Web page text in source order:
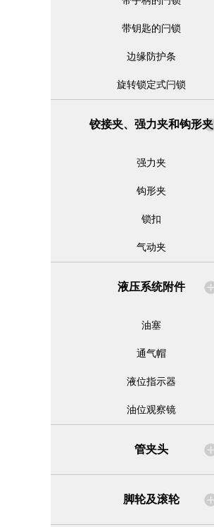
带钥匙的闩锁
边缘防护条
旋转锁定式闩锁
铰接夹、强力夹和钩形夹
强力夹
钩形夹
锁扣
气动夹
液压系统附件
油塞
通气帽
液位指示器
油位观察镜
管夹头
脚轮及滚轮